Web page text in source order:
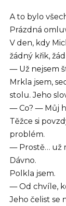
A to bylo
Prázdná
V den, kdy
žádný křik,
— Už nejsem
Mrkla jsem,
stolu. Jeho
— Co? — Můj
Těžce si
problém.
— Prostě… už
Dávno.
Polkla jsem.
— Od chvíle,
Jeho čelist se